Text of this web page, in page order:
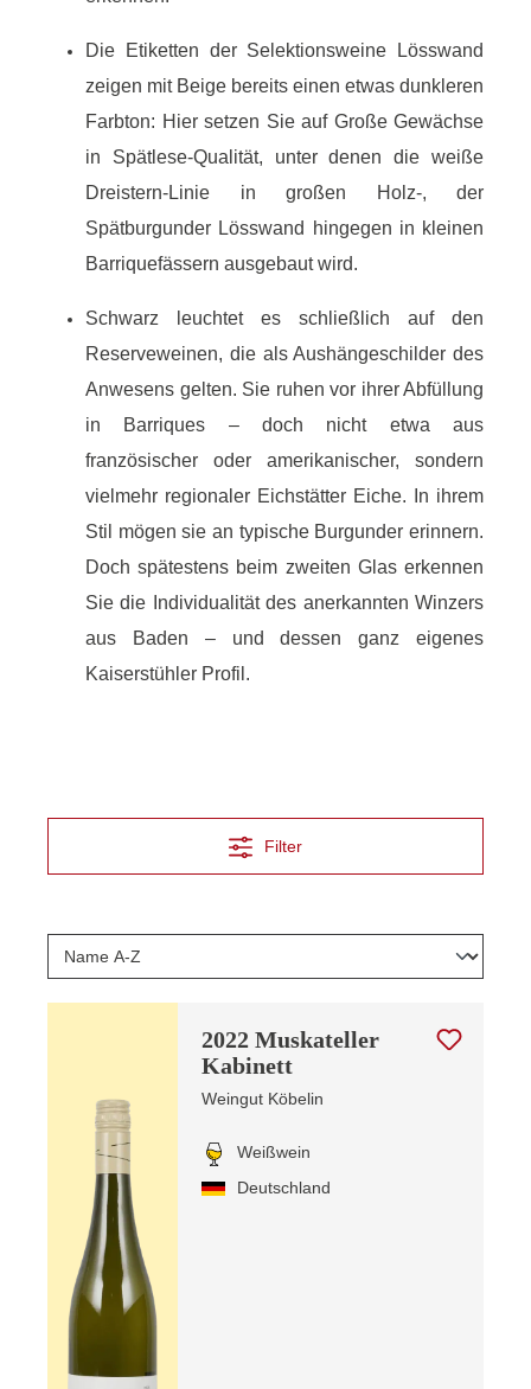
Die Etiketten der Selektionsweine Lösswand
zeigen mit Beige bereits einen etwas dunkleren
Farbton: Hier setzen Sie auf Große Gewächse
in Spätlese-Qualität, unter denen die weiße
Dreistern-Linie in großen Holz-, der
Spätburgunder Lösswand hingegen in kleinen
Barriquefässern ausgebaut wird.
Schwarz leuchtet es schließlich auf den
Reserveweinen, die als Aushängeschilder des
Anwesens gelten. Sie ruhen vor ihrer Abfüllung
in Barriques – doch nicht etwa aus
französischer oder amerikanischer, sondern
vielmehr regionaler Eichstätter Eiche. In ihrem
Stil mögen sie an typische Burgunder erinnern.
Doch spätestens beim zweiten Glas erkennen
Sie die Individualität des anerkannten Winzers
aus Baden – und dessen ganz eigenes
Kaiserstühler Profil.
Filter
2022 Muskateller
Kabinett
Weingut Köbelin
Weißwein
Deutschland